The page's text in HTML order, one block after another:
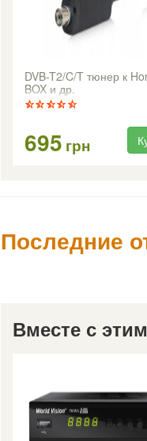
DVB-T2/C/T тюнер к
BOX и др.
695 грн
Последние
Вместе с